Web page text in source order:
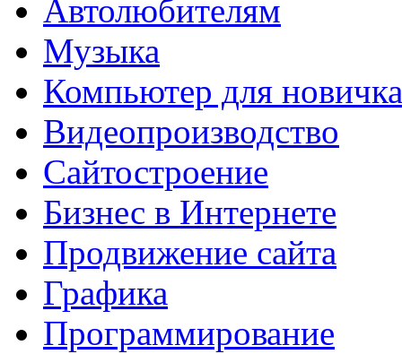
Автолюбителям
Музыка
Компьютер для новичка
Видеопроизводство
Сайтостроение
Бизнес в Интернете
Продвижение сайта
Графика
Программирование